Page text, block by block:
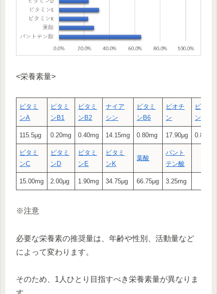
<栄養素量>
ビタミ
ンA
ビタミ
ン B1
ビタミ
ン B2
ナイア
シン
ビタミ
ン B6
ビオチ
ン
ビタミ
ン
115.5μg 0.20mg 0.40mg 14.15mg 0.80mg 17.90μg 0.80μg
ビタミ
ンC
ビタミ
ン D
ビタミ
ン E
ビタミ
ン K
葉酸
パント
テン酸
15.00mg 2.00μg 1.90mg 34.75μg 66.75μg 3.25mg
※注意
必要な栄養素の推奨量は、年齢や性別、活動量など
によって変わります。
そのため、1人ひとり目指すべき栄養素量が異なりま